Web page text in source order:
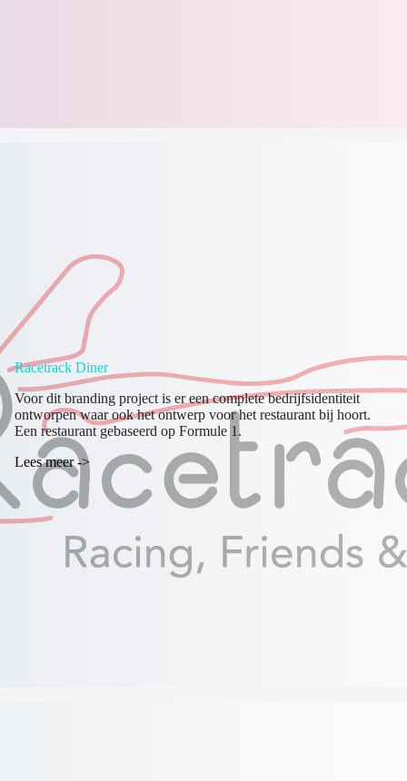
Racetrack Diner
Voor dit branding project is er een complete bedrijfsidentiteit
ontworpen waar ook het ontwerp voor het restaurant bij hoort.
Een restaurant gebaseerd op Formule 1.
Lees meer ->